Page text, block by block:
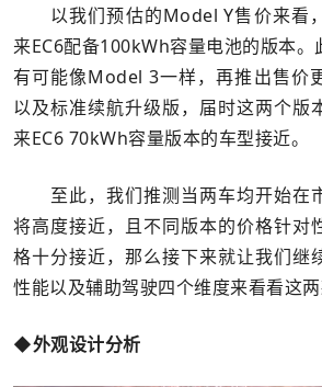
以我们预估的Model Y售价来看
来EC6配备100kWh容量电池的版本。
有可能像Model 3一样，再推出售价
以及标准续航升级版，届时这两个版
来EC6 70kWh容量版本的车型接近。
至此，我们推测当两车均开始在
将高度接近，且不同版本的价格针对
格十分接近，那么接下来就让我们继
性能以及辅助驾驶四个维度来看看这两
◆外观设计分析